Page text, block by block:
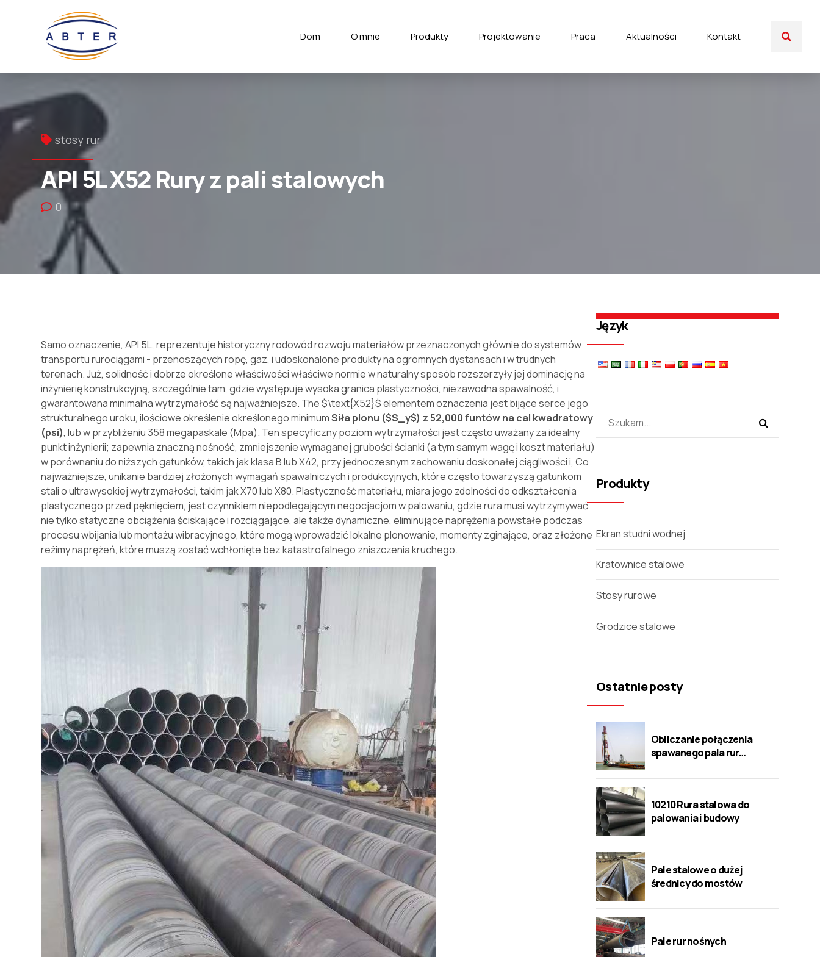
Dom O mnie Produkty Projektowanie Praca Aktualności Kontakt
stosy rur
API 5L X52 Rury z pali stalowych
0
Samo oznaczenie, API 5L, reprezentuje historyczny rodowód rozwoju materiałów przeznaczonych głównie do systemów
transportu rurociągami - przenoszących ropę, gaz, i udoskonalone produkty na ogromnych dystansach i w trudnych
terenach. Już, solidność i dobrze określone właściwości właściwe normie w naturalny sposób rozszerzyły jej dominację na
inżynierię konstrukcyjną, szczególnie tam, gdzie występuje wysoka granica plastyczności, niezawodna spawalność, i
gwarantowana minimalna wytrzymałość są najważniejsze. The$\text{X52}$elementem oznaczenia jest bijące serce jego
strukturalnego uroku, ilościowe określenie określonego minimumSiła plonu ($S_y$) z 52,000 funtów na cal kwadratowy
(psi), lub w przybliżeniu 358 megapaskale (Mpa). Ten specyficzny poziom wytrzymałości jest często uważany za idealny
punkt inżynierii; zapewnia znaczną nośność, zmniejszenie wymaganej grubości ścianki (a tym samym wagę i koszt materiału)
w porównaniu do niższych gatunków, takich jak klasa B lub X42, przy jednoczesnym zachowaniu doskonałej ciągliwości i, Co
najważniejsze, unikanie bardziej złożonych wymagań spawalniczych i produkcyjnych, które często towarzyszą gatunkom
stali o ultrawysokiej wytrzymałości, takim jak X70 lub X80. Plastyczność materiału, miara jego zdolności do odkształcenia
plastycznego przed pęknięciem, jest czynnikiem niepodlegającym negocjacjom w palowaniu, gdzie rura musi wytrzymywać
nie tylko statyczne obciążenia ściskające i rozciągające, ale także dynamiczne, eliminujące naprężenia powstałe podczas
procesu wbijania lub montażu wibracyjnego, które mogą wprowadzić lokalne plonowanie, momenty zginające, oraz złożone
reżimy naprężeń, które muszą zostać wchłonięte bez katastrofalnego zniszczenia kruchego.
Język
Produkty
Ekran studni wodnej
Kratownice stalowe
Stosy rurowe
Grodzice stalowe
Ostatnie posty
Obliczanie połączenia
spawanego pala rur
10210 Rura stalowa do
palowania i budowy
Pale stalowe o dużej
średnicy do mostów
Pale rur nośnych